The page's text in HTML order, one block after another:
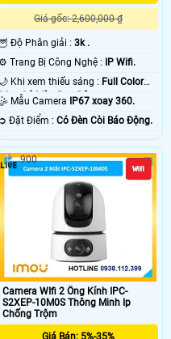
Giá gốc: 2,600,000 ₫
🦉 Độ Phân giải :3k .
⚙ Trang Bị Công Nghệ :
IP Wifi.
🌙 Khi xem thiếu sáng : Full Color
30m Có Màu Ban Ðêm.
🤹 Mẫu Camera
IP67 xoay 360.
️➲ Đặt Điểm :Có Ðèn Còi Báo Động.
Camera WIfi 2 Ống Kính IPC-
S2XEP-10M0S Thông Minh Ip
Chống Trộm
Giá Bán: 5%-35%
900